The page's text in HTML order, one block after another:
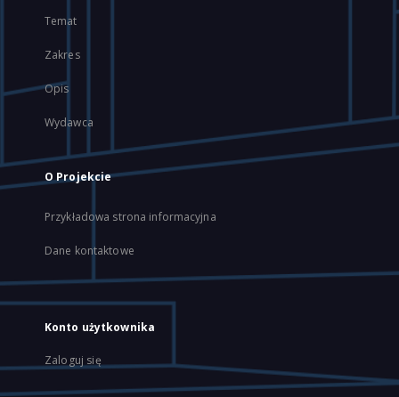
Temat
Zakres
Opis
Wydawca
O Projekcie
Przykładowa strona informacyjna
Dane kontaktowe
Konto użytkownika
Zaloguj się